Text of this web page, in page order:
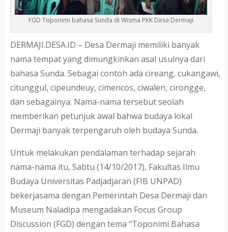
FGD Toponimi bahasa Sunda di Wisma PKK Desa Dermaji
DERMAJI.DESA.ID – Desa Dermaji memiliki banyak
nama tempat yang dimungkinkan asal usulnya dari
bahasa Sunda. Sebagai contoh ada cireang, cukangawi,
citunggul, cipeundeuy, cimencos, ciwalen, cirongge,
dan sebagainya. Nama-nama tersebut seolah
memberikan petunjuk awal bahwa budaya lokal
Dermaji banyak terpengaruh oleh budaya Sunda.
Untuk melakukan pendalaman terhadap sejarah
nama-nama itu, Sabtu (14/10/2017), Fakultas Ilmu
Budaya Universitas Padjadjaran (FIB UNPAD)
bekerjasama dengan Pemerintah Desa Dermaji dan
Museum Naladipa mengadakan Focus Group
Discussion (FGD) dengan tema “Toponimi Bahasa